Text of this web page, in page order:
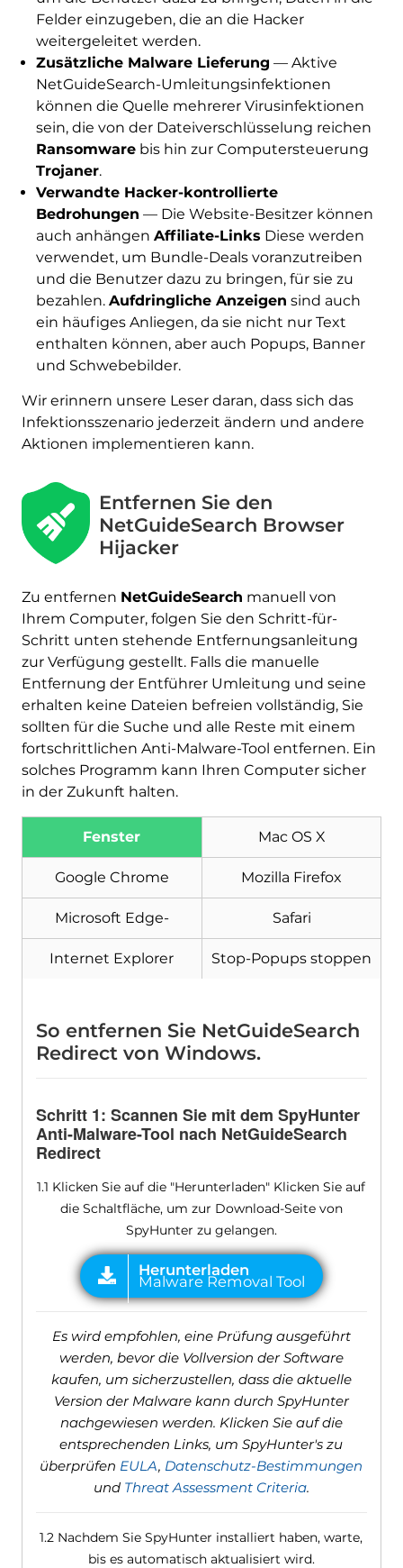
Felder einzugeben, die an die Hacker
weitergeleitet werden.
Zusätzliche Malware Lieferung — Aktive
NetGuideSearch-Umleitungsinfektionen
können die Quelle mehrerer Virusinfektionen
sein, die von der Dateiverschlüsselung reichen
Ransomwarebis hin zur Computersteuerung
Trojaner.
Verwandte Hacker-kontrollierte
Bedrohungen — Die Website-Besitzer können
auch anhängen Affiliate-Links Diese werden
verwendet, um Bundle-Deals voranzutreiben
und die Benutzer dazu zu bringen, für sie zu
bezahlen. Aufdringliche Anzeigen sind auch
ein häufiges Anliegen, da sie nicht nur Text
enthalten können, aber auch Popups, Banner
und Schwebebilder.
Wir erinnern unsere Leser daran, dass sich das
Infektionsszenario jederzeit ändern und andere
Aktionen implementieren kann.
Entfernen Sie den
NetGuideSearch Browser
Hijacker
Zu entfernen NetGuideSearch manuell von
Ihrem Computer, folgen Sie den Schritt-für-
Schritt unten stehende Entfernungsanleitung
zur Verfügung gestellt. Falls die manuelle
Entfernung der Entführer Umleitung und seine
erhalten keine Dateien befreien vollständig, Sie
sollten für die Suche und alle Reste mit einem
fortschrittlichen Anti-Malware-Tool entfernen. Ein
solches Programm kann Ihren Computer sicher
in der Zukunft halten.
Fenster Mac OS X
Google Chrome Mozilla Firefox
Microsoft Edge- Safari
Internet Explorer Stop-Popups stoppen
So entfernen Sie NetGuideSearch
Redirect von Windows.
Schritt 1: Scannen Sie mit dem SpyHunter
Anti-Malware-Tool nach NetGuideSearch
Redirect
1.1 Klicken Sie auf die "Herunterladen" Klicken Sie auf
die Schaltfläche, um zur Download-Seite von
SpyHunter zu gelangen.
Herunterladen
Malware Removal Tool
Es wird empfohlen, eine Prüfung ausgeführt
werden, bevor die Vollversion der Software
kaufen, um sicherzustellen, dass die aktuelle
Version der Malware kann durch SpyHunter
nachgewiesen werden. Klicken Sie auf die
entsprechenden Links, um SpyHunter's zu
überprüfen EULA, Datenschutz-Bestimmungen
und Threat Assessment Criteria.
1.2 Nachdem Sie SpyHunter installiert haben, warte,
bis es automatisch aktualisiert wird.